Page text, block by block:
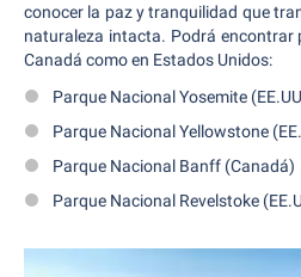
conocer la paz y tranquilidad que
naturaleza intacta. Podrá encontrar
Canadá como en Estados Unidos:
Parque Nacional Yosemite
Parque Nacional Yellowstone
Parque Nacional Banff (Canadá)
Parque Nacional Revelstoke